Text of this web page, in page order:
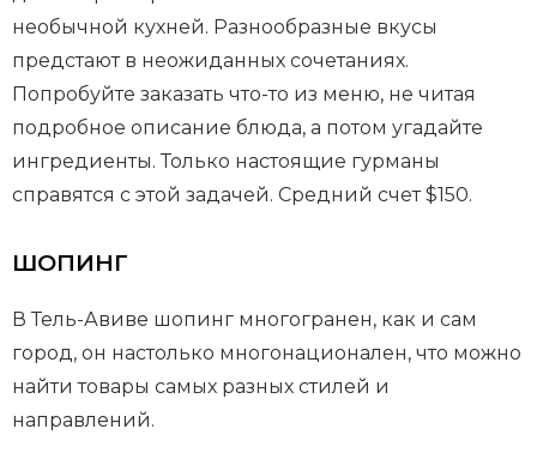
необычной кухней. Разнообразные вкусы
предстают в неожиданных сочетаниях.
Попробуйте заказать что-то из меню, не читая
подробное описание блюда, а потом угадайте
ингредиенты. Только настоящие гурманы
справятся с этой задачей. Средний счет $150.
ШОПИНГ
В Тель-Авиве шопинг многогранен, как и сам
город, он настолько многонационален, что можно
найти товары самых разных стилей и
направлений.